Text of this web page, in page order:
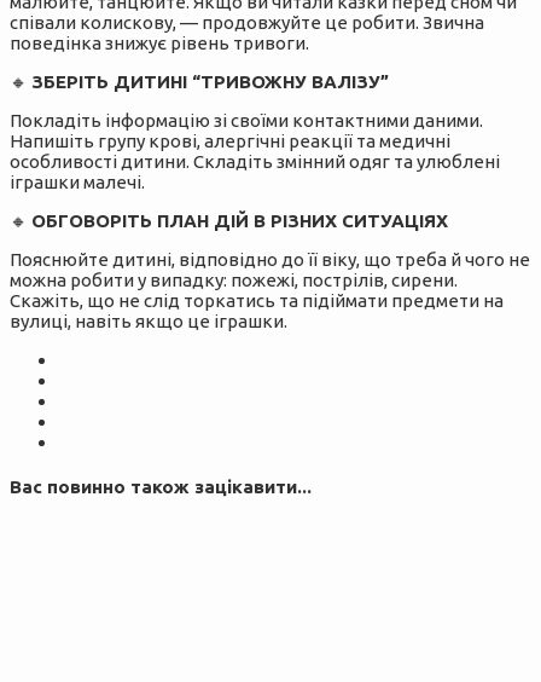
співали колискову, — продовжуйте це робити. Звична
поведінка знижує рівень тривоги.
🔸️ ЗБЕРІТЬ ДИТИНІ “ТРИВОЖНУ ВАЛІЗУ”
Покладіть інформацію зі своїми контактними даними.
Напишіть групу крові, алергічні реакції та медичні
особливості дитини. Складіть змінний одяг та улюблені
іграшки малечі.
🔸️ ОБГОВОРІТЬ ПЛАН ДІЙ В РІЗНИХ СИТУАЦІЯХ
Пояснюйте дитині, відповідно до її віку, що треба й чого не
можна робити у випадку: пожежі, пострілів, сирени.
Скажіть, що не слід торкатись та підіймати предмети на
вулиці, навіть якщо це іграшки.
Вас повинно також зацікавити...